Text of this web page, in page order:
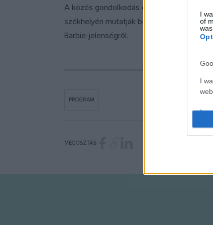
I
of
I
I
A közös gondolkodás eredményeit BARBIE
székhelyén mutatják be a
Barbie-jelenségről.
PROGRAM
MEGOSZTÁS